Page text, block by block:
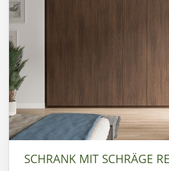
SCHRANK MIT SCHRÄGE